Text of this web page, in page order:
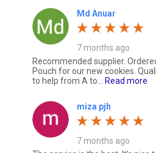
Md Anuar
7 months ago
Recommended supplier.
Pouch for our new cookies.
to help from A to... Read more
miza pjh
7 months ago